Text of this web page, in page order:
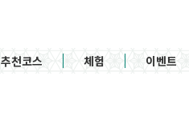
추천코스 체험 이벤트